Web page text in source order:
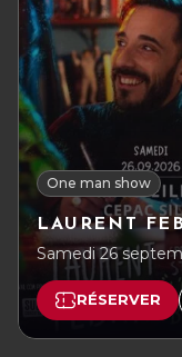
One man show
LAURENT
Samedi 26
RÉSERVER